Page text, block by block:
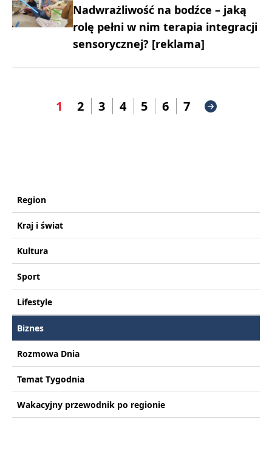
Nadwrażliwość na bodźce – jaką
rolę pełni w nim terapia integracji
sensorycznej? [reklama]
1 2 3 4 5 6 7
Region
Kraj i świat
Kultura
Sport
Lifestyle
Biznes
Rozmowa Dnia
Temat Tygodnia
Wakacyjny przewodnik po regionie